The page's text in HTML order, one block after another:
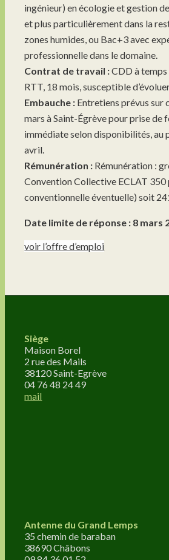
ingénieur) en écologie et gestion
et plus particulièrement dans la
zones humides, ou Bac+3 avec
professionnelle dans le domaine.
Contrat de travail :CDD à temps
RTT, 18 mois, susceptible
Embauche : Entretiens prévus sur
mars à Saint-Égrève pour prise de
immédiate selon disponibilités, au
avril.
Rémunération : Rémunération :
Convention Collective ECLAT 350
conventionnelle éventuelle) soit
Date limite de réponse : 8 mars
voir l’offre d’emploi
Siège
Maison Borel
2 rue des Mails
38120 Saint-Egrève
04 76 48 24 49
mail
Antenne du Grand Lemps
35 chemin de baraban
38690 Châbons